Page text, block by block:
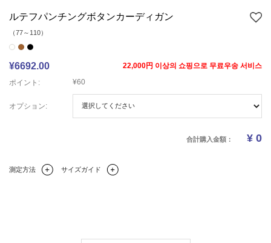
ルテフパンチングボタンカーディガン
（77～110）
¥6692.00
22,000円 이상의 쇼핑으로 무료우송 서비스
ポイント:
¥60
オプション:
合計購入金額： ¥ 0
測定方法 サイズガイド